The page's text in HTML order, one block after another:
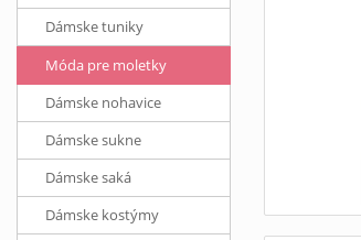
Dámske tuniky
Móda pre moletky
Dámske nohavice
Dámske sukne
Dámske saká
Dámske kostýmy